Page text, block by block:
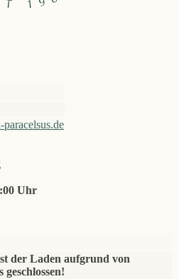
Uhr
der Laden aufgrund von